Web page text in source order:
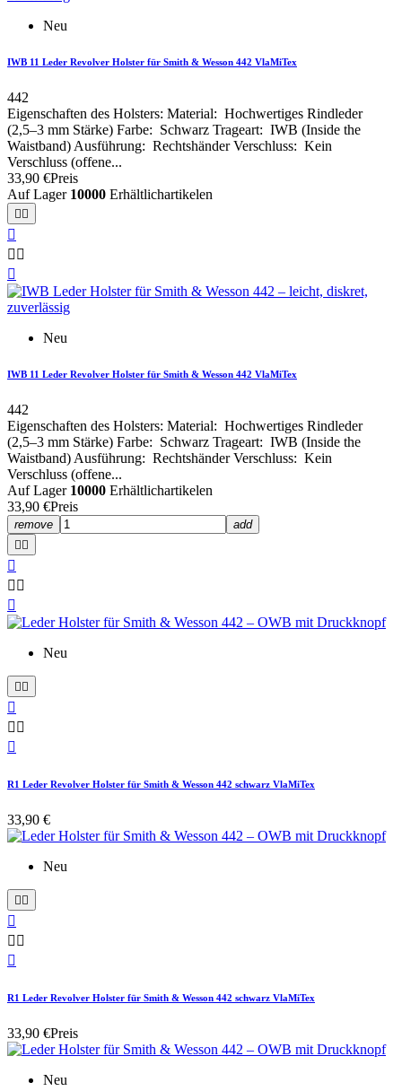
Neu
IWB 11 Leder Revolver Holster für Smith & Wesson 442 VlaMiTex
442
Eigenschaften des Holsters: Material: Hochwertiges Rindleder
(2,5–3 mm Stärke) Farbe: Schwarz Trageart: IWB (Inside the
Waistband) Ausführung: Rechtshänder Verschluss: Kein
Verschluss (offene...
33,90 €Preis
Auf Lager 10000 Erhältlichartikelen
 

 

Neu
IWB 11 Leder Revolver Holster für Smith & Wesson 442 VlaMiTex
442
Eigenschaften des Holsters: Material: Hochwertiges Rindleder
(2,5–3 mm Stärke) Farbe: Schwarz Trageart: IWB (Inside the
Waistband) Ausführung: Rechtshänder Verschluss: Kein
Verschluss (offene...
Auf Lager 10000 Erhältlichartikelen
33,90 €Preis
remove
add
 

 

Neu
 

 

R1 Leder Revolver Holster für Smith & Wesson 442 schwarz VlaMiTex
33,90 €
Neu
 

 

R1 Leder Revolver Holster für Smith & Wesson 442 schwarz VlaMiTex
33,90 €Preis
Neu